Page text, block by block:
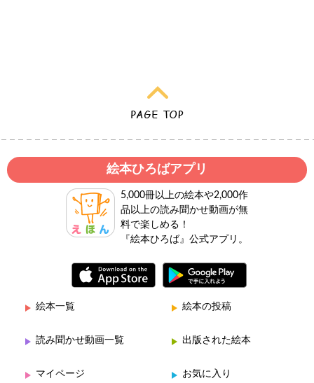
絵本ひろばアプリ
5,000冊以上の絵本や2,000作
品以上の読み聞かせ動画が無
料で楽しめる！
『絵本ひろば』公式アプリ。
絵本一覧 絵本の投稿
読み聞かせ動画一覧 出版された絵本
マイページ お気に入り